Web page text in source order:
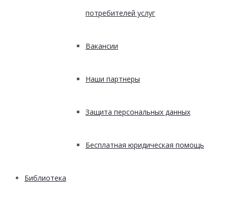
потребителей услуг
Вакансии
Наши партнеры
Защита персональных данных
Бесплатная юридическая помощь
Библиотека